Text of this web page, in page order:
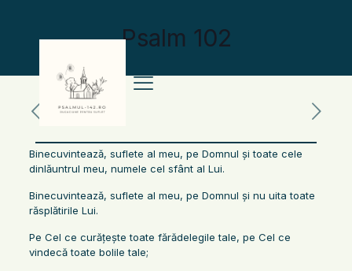
Psalm 102
Binecuvintează, suflete al meu, pe Domnul şi toate cele
dinlăuntrul meu, numele cel sfânt al Lui.
Binecuvintează, suflete al meu, pe Domnul şi nu uita toate
răsplătirile Lui.
Pe Cel ce curăţeşte toate fărădelegile tale, pe Cel ce
vindecă toate bolile tale;